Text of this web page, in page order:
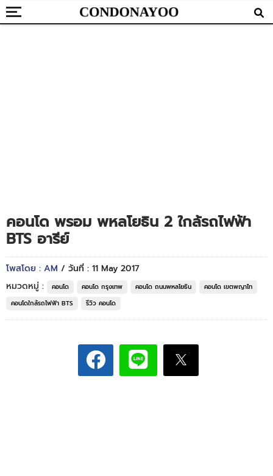
คอนโด พรอม พหลโยธิน 2 ใกล้รถไฟฟ้า
BTS อารีย์
โพสโดย : AM / วันที่ : 11 May 2017
หมวดหมู่ :
คอนโด คอนโด กรุงเทพ คอนโด ถนนพหลโยธิน
คอนโด เขตพญาไท
คอนโดใกล้รถไฟฟ้า BTS
รีวิว คอนโด